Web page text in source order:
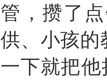
管，攒了
供、小孩的
一下就把他